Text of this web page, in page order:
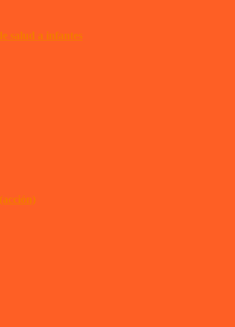
salud a infantes